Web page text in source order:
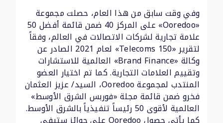
وفي وقت سابق من هذا العام، حصلت مجموعة
«Ooredoo» على المركز 40 ضمن قائمة أفضل 50
علامة تجارية لشركات الاتصالات في العالم، وفقاً
لتقرير «Telecoms 150» لعام 2021 الصادر عن
وكالة «Brand Finance» العالمية للاستشارات
وتقييم العلامات التجارية. كما تم اختيار العضو
المنتدب لمجموعة Ooredoo، السيد/ عزيز العثمان
فخرو ضمن قائمة مجلة «فوربس الشرق الأوسط»
العالمية لأقوى 50 رئيساً تنفيذياً بالشرق الأوسط.